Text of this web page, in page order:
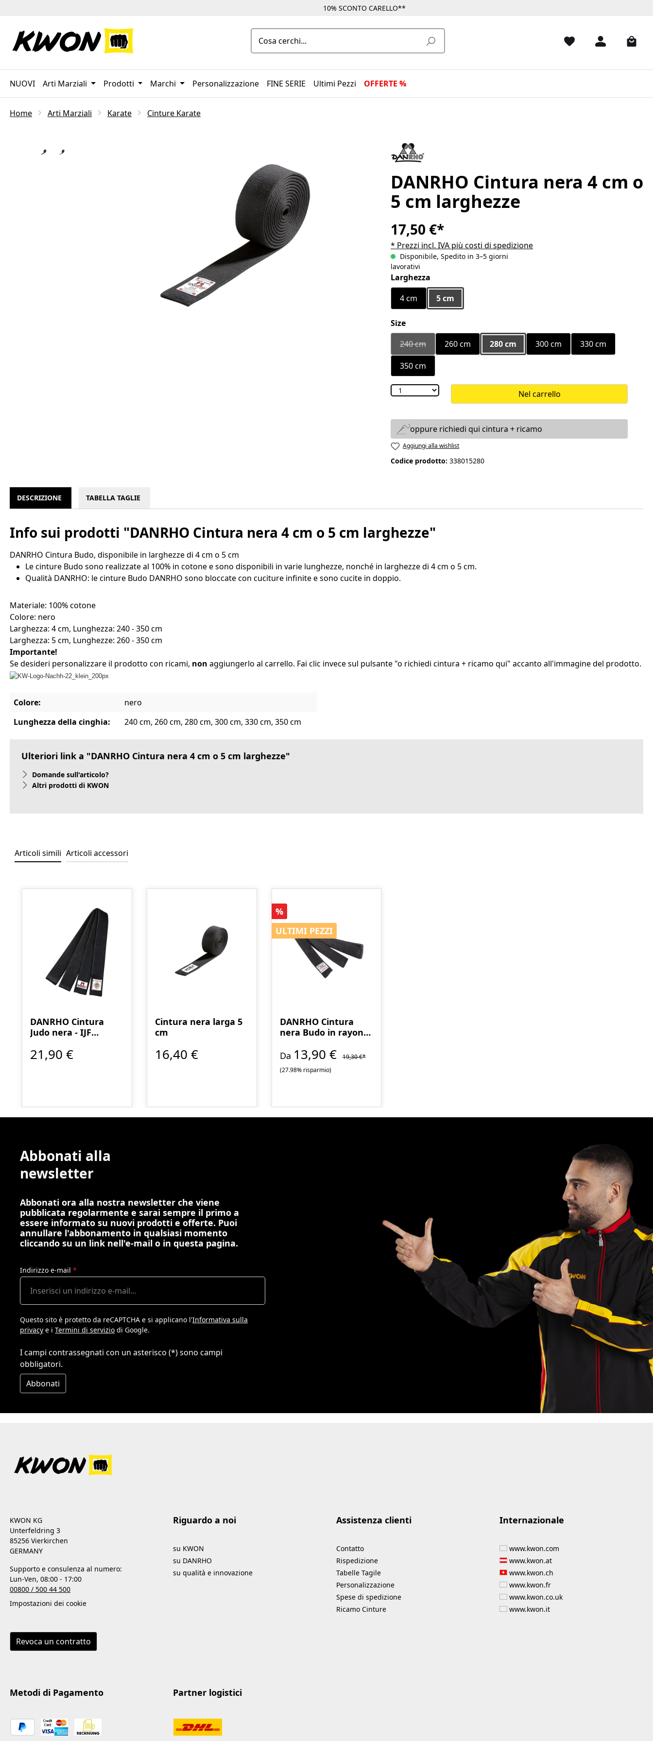
10% SCONTO CARELLO**
NUOVI Arti Marziali Prodotti Marchi Personalizzazione FINE SERIE Ultimi Pezzi OFFERTE %
Home Arti Marziali Karate Cinture Karate
DANRHO Cintura nera 4 cm o
5 cm larghezze
17,50 €*
* Prezzi incl. IVA più costi di spedizione
Disponibile, Spedito in 3–5 giorni
lavorativi
Seleziona
Larghezza
4 cm
5 cm
Seleziona
Size
240 cm(Questa opzione non è al momento disponibile.)
260 cm 280 cm 300 cm 330 cm
350 cm
Nel carrello
oppure richiedi qui cintura + ricamo
Aggiungi alla wishlist
Codice prodotto: 338015280
DESCRIZIONE TABELLA TAGLIE
Info sui prodotti "DANRHO Cintura nera 4 cm o 5 cm larghezze"
DANRHO Cintura Budo, disponibile in larghezze di 4 cm o 5 cm
Le cinture Budo sono realizzate al 100% in cotone e sono disponibili in varie lunghezze, nonché in larghezze di 4 cm o 5 cm.
Qualità DANRHO: le cinture Budo DANRHO sono bloccate con cuciture infinite e sono cucite in doppio.
Materiale: 100% cotone
Colore: nero
Larghezza: 4 cm, Lunghezza: 240 - 350 cm
Larghezza: 5 cm, Lunghezze: 260 - 350 cm
Importante!
Se desideri personalizzare il prodotto con ricami, non aggiungerlo al carrello. Fai clic invece sul pulsante "o richiedi cintura + ricamo qui" accanto all'immagine del prodotto.
Colore:
nero
Lunghezza della cinghia:
240 cm, 260 cm, 280 cm, 300 cm, 330 cm, 350 cm
Ulteriori link a "DANRHO Cintura nera 4 cm o 5 cm larghezze"
Domande sull'articolo?
Altri prodotti di KWON
Articoli simili Articoli accessori
DANRHO Cintura
Judo nera - IJF
21,90 €
Cintura nera larga 5
cm
16,40 €
Sconto
%
ULTIMI PEZZI
ULTIMI PEZZI
DANRHO Cintura
nera Budo in rayon
cm
Da 13,90 €
19,30 €*
(27.98% risparmio)
Abbonati alla
newsletter
Abbonati ora alla nostra newsletter che viene
pubblicata regolarmente e sarai sempre il primo a
essere informato su nuovi prodotti e offerte. Puoi
annullare l'abbonamento in qualsiasi momento
cliccando su un link nell'e-mail o in questa pagina.
Indirizzo e-mail *
Questo sito è protetto da reCAPTCHA e si applicano l'Informativa sulla
privacy e i Termini di servizio di Google.
I campi contrassegnati con un asterisco (*) sono campi
obbligatori.
Abbonati
KWON KG
Unterfeldring 3
85256 Vierkirchen
GERMANY
Supporto e consulenza al numero:
Lun-Ven, 08:00 - 17:00
00800 / 500 44 500
Impostazioni dei cookie
Revoca un contratto
Riguardo a noi
su KWON
su DANRHO
su qualità e innovazione
Assistenza clienti
Contatto
Rispedizione
Tabelle Tagile
Personalizzazione
Spese di spedizione
Ricamo Cinture
Internazionale
www.kwon.com
www.kwon.at
www.kwon.ch
www.kwon.fr
www.kwon.co.uk
www.kwon.it
Metodi di Pagamento Partner logistici